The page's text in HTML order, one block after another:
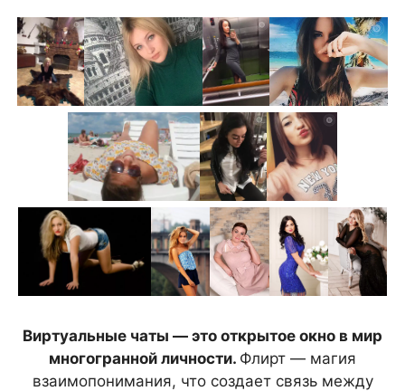
Виртуальные чаты — это открытое окно в мир
многогранной личности. Флирт — магия
взаимопонимания, что создает связь между